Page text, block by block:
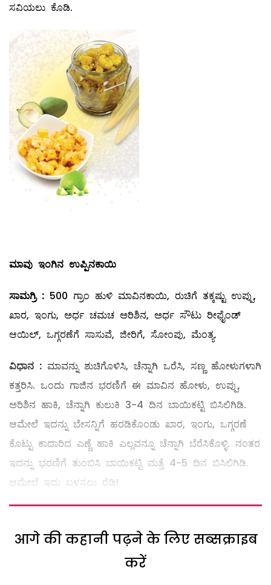
ಸವಿಯಲು ಕೊಡಿ.
ಮಾವು ಇಂಗಿನ ಉಪ್ಪಿನಕಾಯಿ
ಸಾಮಗ್ರಿ: 500 ಗ್ರಾಂ ಹುಳಿ ಮಾವಿನಕಾಯಿ, ರುಚಿಗೆ ತಕ್ಕಷ್ಟು ಉಪ್ಪು,
ಖಾರ, ಇಂಗು, ಅರ್ಧ ಚಮಚ ಅರಿಶಿನ, ಅರ್ಧ ಸೌಟು ರೀಫೈಂಡ್‌
ಆಯಿಲ್‌, ಒಗ್ಗರಣೆಗೆ ಸಾಸುವೆ, ಜೀರಿಗೆ, ಸೋಂಪು, ಮೆಂತ್ಯ.
ವಿಧಾನ : ಮಾವನ್ನು ಶುಚಿಗೊಳಿಸಿ, ಚೆನ್ನಾಗಿ ಒರೆಸಿ, ಸಣ್ಣ ಹೋಳುಗಳಾಗಿ
ಕತ್ತರಿಸಿ. ಒಂದು ಗಾಜಿನ ಭರಣಿಗೆ ಈ ಮಾವಿನ ಹೋಳು, ಉಪ್ಪು,
ಅರಿಶಿನ ಹಾಕಿ, ಚೆನ್ನಾಗಿ ಕುಲುಕಿ 3-4 ದಿನ ಬಾಯಿಕಟ್ಟಿ ಬಿಸಿಲಿಗಿಡಿ.
ಆಮೇಲೆ ಇದನ್ನು ಬೇಸನ್ನಿಗೆ ಹರಡಿಕೊಂಡು ಖಾರ, ಇಂಗು, ಒಗ್ಗರಣೆ
ಕೊಟ್ಟು ಕಾದಾರಿದ ಎಣ್ಣೆ ಹಾಕಿ ಎಲ್ಲವನ್ನೂ ಚೆನ್ನಾಗಿ ಬೆರೆಸಿಕೊಳ್ಳಿ. ನಂತರ
ಇದನ್ನು ಭರಣಿಗೆ ತುಂಬಿಸಿ ಬಾಯಿಕಟ್ಟಿ ಮತ್ತೆ 4-5 ದಿನ ಬಿಸಿಲಿಗಿಡಿ.
ಆಮೇಲೆ ಇದು ಬಳಸಲು ರೆಡಿ!
आगे की कहानी पढ़ने के लिए सब्सक्राइब
करें